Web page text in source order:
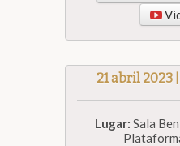
21 abril 2023
Lugar: Sala